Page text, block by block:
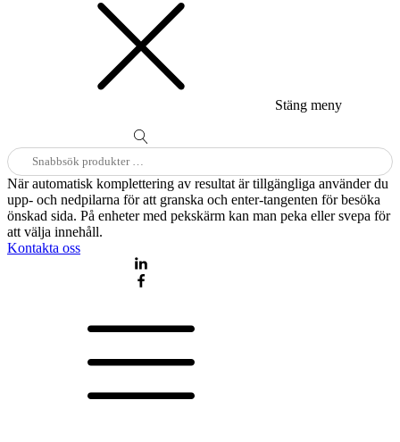
Stäng meny
Sök
efter:
När automatisk komplettering av resultat är tillgängliga använder du
upp- och nedpilarna för att granska och enter-tangenten för besöka
önskad sida. På enheter med pekskärm kan man peka eller svepa för
att välja innehåll.
Kontakta oss